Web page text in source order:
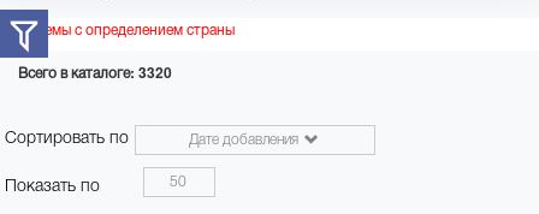
Проблемы с определением страны
Всего в каталоге: 3320
Сортировать по Дате добавления
Показать по 50